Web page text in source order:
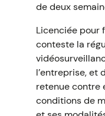
de deux
Licenciée pour
conteste la
l’entreprise, et
retenue contre
conditions de